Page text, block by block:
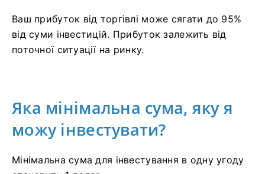
Ваш прибуток від торгівлі може сягати до 95%
від суми інвестицій. Прибуток залежить від
поточної ситуації на ринку.
Яка мінімальна сума, яку я
можу інвестувати?
Мінімальна сума для інвестування в одну угоду